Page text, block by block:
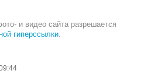
и видео сайта разрешается
гиперссылки